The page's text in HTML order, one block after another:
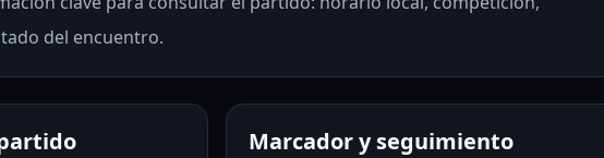
del encuentro.
Marcador y seguimiento